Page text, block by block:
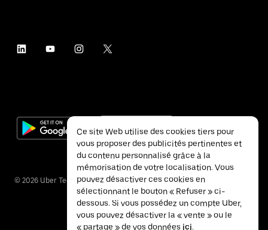
© 2026 Uber Technologies Inc.
Ce site Web utilise des cookies tiers pour
vous proposer des publicités pertinentes et
du contenu personnalisé grâce à la
mémorisation de votre localisation. Vous
pouvez désactiver ces cookies en
sélectionnant le bouton « Refuser » ci-
dessous. Si vous possédez un compte Uber,
vous pouvez désactiver la « vente » ou le
« partage » de vos données ici.